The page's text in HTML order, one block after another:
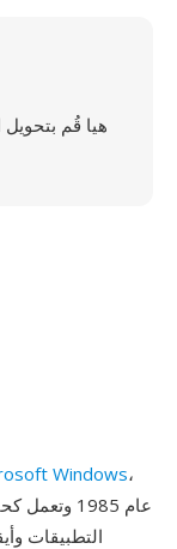
هيا قُم
Windows،
التطبيقات